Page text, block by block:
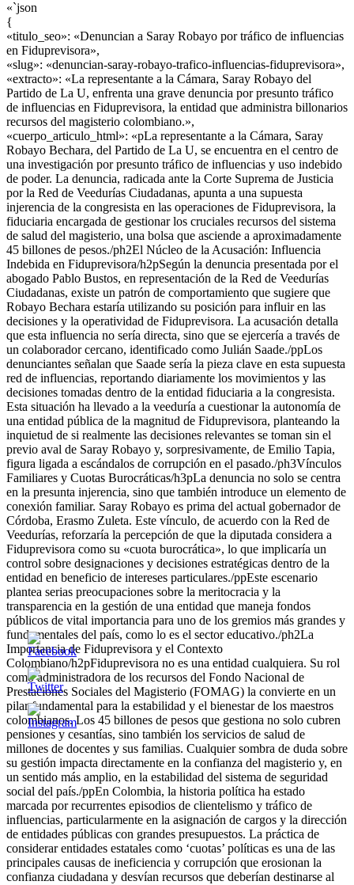
«`json
{
«titulo_seo»: «Denuncian a Saray Robayo por tráfico de influencias
en Fiduprevisora»,
«slug»: «denuncian-saray-robayo-trafico-influencias-fiduprevisora»,
«extracto»: «La representante a la Cámara, Saray Robayo del
Partido de La U, enfrenta una grave denuncia por presunto tráfico
de influencias en Fiduprevisora, la entidad que administra billonarios
recursos del magisterio colombiano.»,
«cuerpo_articulo_html»: «pLa representante a la Cámara, Saray
Robayo Bechara, del Partido de La U, se encuentra en el centro de
una investigación por presunto tráfico de influencias y uso indebido
de poder. La denuncia, radicada ante la Corte Suprema de Justicia
por la Red de Veedurías Ciudadanas, apunta a una supuesta
injerencia de la congresista en las operaciones de Fiduprevisora, la
fiduciaria encargada de gestionar los cruciales recursos del sistema
de salud del magisterio, una bolsa que asciende a aproximadamente
45 billones de pesos./ph2El Núcleo de la Acusación: Influencia
Indebida en Fiduprevisora/h2pSegún la denuncia presentada por el
abogado Pablo Bustos, en representación de la Red de Veedurías
Ciudadanas, existe un patrón de comportamiento que sugiere que
Robayo Bechara estaría utilizando su posición para influir en las
decisiones y la operatividad de Fiduprevisora. La acusación detalla
que esta influencia no sería directa, sino que se ejercería a través de
un colaborador cercano, identificado como Julián Saade./ppLos
denunciantes señalan que Saade sería la pieza clave en esta supuesta
red de influencias, reportando diariamente los movimientos y las
decisiones tomadas dentro de la entidad fiduciaria a la congresista.
Esta situación ha llevado a la veeduría a cuestionar la autonomía de
una entidad pública de la magnitud de Fiduprevisora, planteando la
inquietud de si realmente las decisiones relevantes se toman sin el
previo aval de Saray Robayo y, sorpresivamente, de Emilio Tapia,
figura ligada a escándalos de corrupción en el pasado./ph3Vínculos
Familiares y Cuotas Burocráticas/h3pLa denuncia no solo se centra
en la presunta injerencia, sino que también introduce un elemento de
conexión familiar. Saray Robayo es prima del actual gobernador de
Córdoba, Erasmo Zuleta. Este vínculo, de acuerdo con la Red de
Veedurías, reforzaría la percepción de que la diputada considera a
Fiduprevisora como su «cuota burocrática», lo que implicaría un
control sobre designaciones y decisiones estratégicas dentro de la
entidad en beneficio de intereses particulares./ppEste escenario
plantea serias preocupaciones sobre la meritocracia y la
transparencia en la gestión de una entidad que maneja fondos
públicos de vital importancia para uno de los gremios más grandes y
fundamentales del país, como lo es el sector educativo./ph2La
Importancia de Fiduprevisora y el Contexto
Colombiano/h2pFiduprevisora no es una entidad cualquiera. Su rol
como administradora de los recursos del Fondo Nacional de
Prestaciones Sociales del Magisterio (FOMAG) la convierte en un
pilar fundamental para la estabilidad y el bienestar de los maestros
colombianos. Los 45 billones de pesos que gestiona no solo cubren
pensiones y cesantías, sino también los servicios de salud de
millones de docentes y sus familias. Cualquier sombra de duda sobre
su gestión impacta directamente en la confianza del magisterio y, en
un sentido más amplio, en la estabilidad del sistema de seguridad
social del país./ppEn Colombia, la historia política ha estado
marcada por recurrentes episodios de clientelismo y tráfico de
influencias, particularmente en la asignación de cargos y la dirección
de entidades públicas con grandes presupuestos. La práctica de
considerar entidades estatales como ‘cuotas’ políticas es una de las
principales causas de ineficiencia y corrupción que erosionan la
confianza ciudadana y desvían recursos que deberían destinarse al